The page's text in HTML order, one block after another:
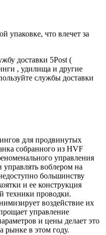
упаковке, что влечет за
доставки 5Post (
, удилища и другие
службы доставки
для продвинутых
собранного из HVF
управления
управлять воблером на
большинству
и ее конструкция
техники проводки.
воздействие их
управление
и цены делает это
в этом году.